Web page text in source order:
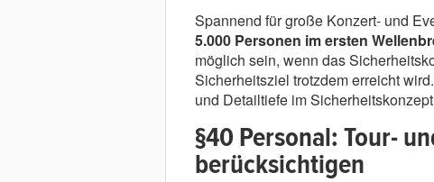
Spannend für große Konzert- und
5.000 Personen im ersten
möglich sein, wenn das
Sicherheitsziel trotzdem erreicht
und Detailtiefe im
§40 Personal: Tour-
berücksichtigen